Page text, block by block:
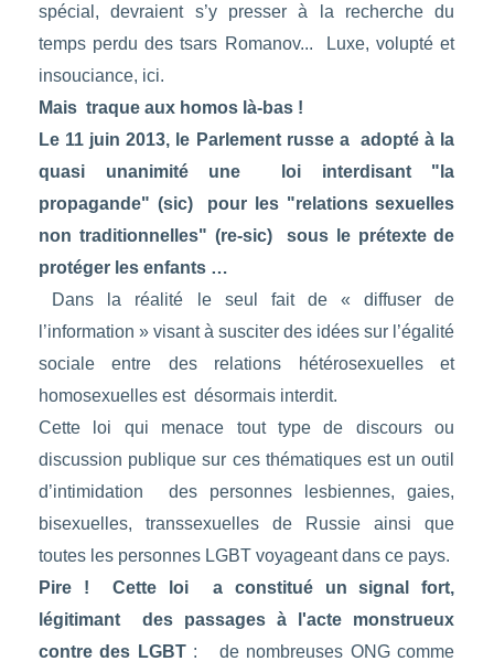
spécial, devraient s’y presser à la recherche du
temps perdu des tsars Romanov... Luxe, volupté et
insouciance, ici.
Mais traque aux homos là-bas !
Le 11 juin 2013, le Parlement russe a adopté à la
quasi unanimité une loi interdisant "la
propagande" (sic) pour les "relations sexuelles
non traditionnelles" (re-sic)
sous le prétexte de
protéger les enfants …
Dans la réalité le seul fait de « diffuser de
l’information » visant à susciter des idées sur l’égalité
sociale entre des relations hétérosexuelles et
homosexuelles est désormais interdit.
Cette loi qui menace tout type de discours ou
discussion publique sur ces thématiques est un outil
d’intimidation des personnes lesbiennes, gaies,
bisexuelles, transsexuelles de Russie ainsi que
toutes les personnes LGBT voyageant dans ce pays.
Pire ! Cette loi a constitué un signal fort,
légitimant des passages à l'acte monstrueux
contre des LGBT: de nombreuses ONG comme